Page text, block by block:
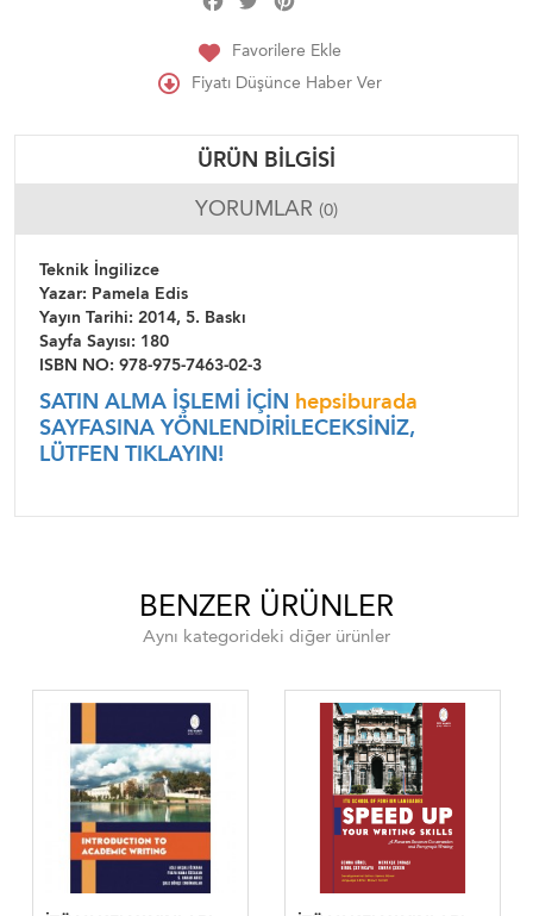
Favorilere Ekle
Fiyatı Düşünce Haber Ver
ÜRÜN BILGISI
YORUMLAR (0)
Teknik İngilizce
Yazar: Pamela Edis
Yayın Tarihi: 2014, 5. Baskı
Sayfa Sayısı: 180
ISBN NO: 978-975-7463-02-3
SATIN ALMA İŞLEMİ İÇİN hepsiburada
SAYFASINA YÖNLENDİRİLECEKSİNİZ,
LÜTFEN TIKLAYIN!
BENZER ÜRÜNLER
Aynı kategorideki diğer ürünler